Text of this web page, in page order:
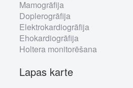
Mamogrāfija
Doplerogrāfija
Elektrokardiogrāfija
Ehokardiogrāfija
Holtera monitorēšana
Lapas karte